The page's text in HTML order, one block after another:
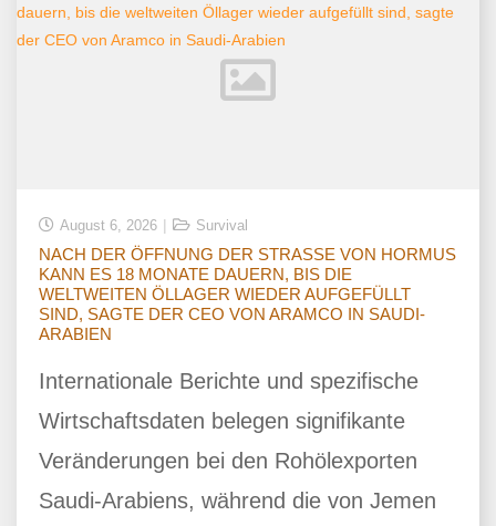
August 6, 2026 Survival
NACH DER ÖFFNUNG DER STRASSE VON HORMUS
KANN ES 18 MONATE DAUERN, BIS DIE
WELTWEITEN ÖLLAGER WIEDER AUFGEFÜLLT
SIND, SAGTE DER CEO VON ARAMCO IN SAUDI-
ARABIEN
Internationale Berichte und spezifische
Wirtschaftsdaten belegen signifikante
Veränderungen bei den Rohölexporten
Saudi-Arabiens, während die von Jemen